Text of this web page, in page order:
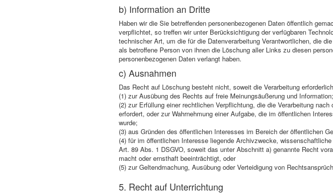
b) Information an Dritte
Haben wir die Sie betreffenden personenbezogenen Daten öffentlich
verpflichtet, so treffen wir unter Berücksichtigung der verfügbaren
technischer Art, um die für die Datenverarbeitung Verantwortlichen, die
als betroffene Person von ihnen die Löschung aller Links zu diesen
personenbezogenen Daten verlangt haben.
c) Ausnahmen
Das Recht auf Löschung besteht nicht, soweit die Verarbeitung
(1) zur Ausübung des Rechts auf freie Meinungsäußerung und Information;
(2) zur Erfüllung einer rechtlichen Verpflichtung, die die Verarbeitung
erfordert, oder zur Wahrnehmung einer Aufgabe, die im öffentlichen
wurde;
(3) aus Gründen des öffentlichen Interesses im Bereich der öffentlichen
(4) für im öffentlichen Interesse liegende Archivzwecke,
Art. 89 Abs. 1 DSGVO, soweit das unter Abschnitt a) genannte Recht
macht oder ernsthaft beeinträchtigt, oder
(5) zur Geltendmachung, Ausübung oder Verteidigung von
5. Recht auf Unterrichtung